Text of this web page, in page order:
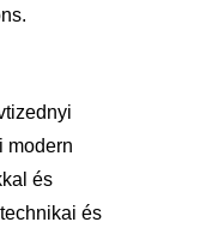
modern
és
és